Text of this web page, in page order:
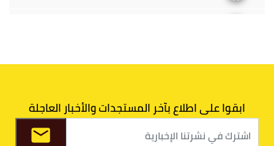
36
ابقوا على اطلاع بآخر المستجدات والأخبار العاجلة